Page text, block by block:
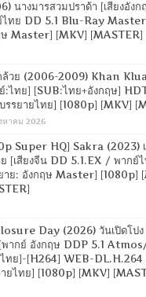
นางมารสวมปราด้า [เสียงอัง
ไทย DD 5.1 Blu-Ray
ษ Master] [MKV] [MASTER]
ล้วย (2006-2009) Khan
:ไทย] [SUB:ไทย+อังกฤษ]
รรยายไทย] [1080p] [MKV]
หาคม 2026
Super HQ] Sakra (2023)
[เสียงจีน DD 5.1.EX / พากย์
าย: อังกฤษ Master] [1080p]
Day (2026) วันเปิดโปง
พากย์ อังกฤษ DDP 5.1
ทย]-[H264] WEB-DL.H.264
ยไทย] [1080p] [MKV]